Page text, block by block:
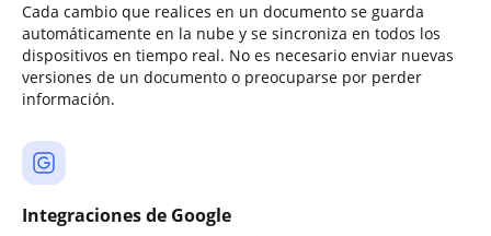
Cada cambio que realices en un documento se guarda
automáticamente en la nube y se sincroniza en todos los
dispositivos en tiempo real. No es necesario enviar nuevas
versiones de un documento o preocuparse por perder
información.
Integraciones de Google